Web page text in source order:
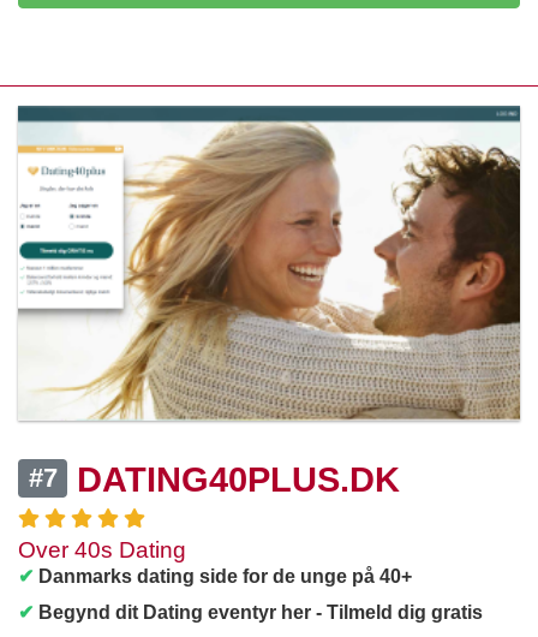
#7 DATING40PLUS.DK
Over 40s Dating
✔ Danmarks dating side for de unge på 40+
✔ Begynd dit Dating eventyr her - Tilmeld dig gratis